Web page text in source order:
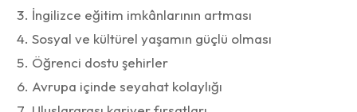
İngilizce eğitim imkânlarının artması
Sosyal ve kültürel yaşamın güçlü olması
Öğrenci dostu şehirler
Avrupa içinde seyahat kolaylığı